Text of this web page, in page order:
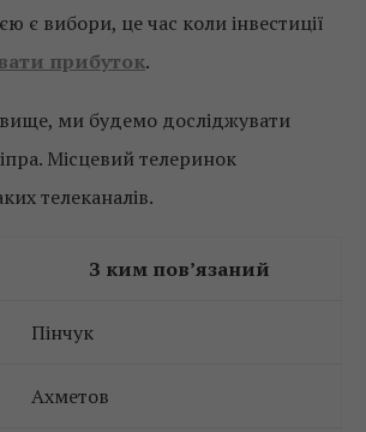
є вибори, це час коли інвестиції
прибуток.
ми будемо досліджувати
Місцевий телеринок
телеканалів.
З ким пов’язаний
Пінчук
Ахметов